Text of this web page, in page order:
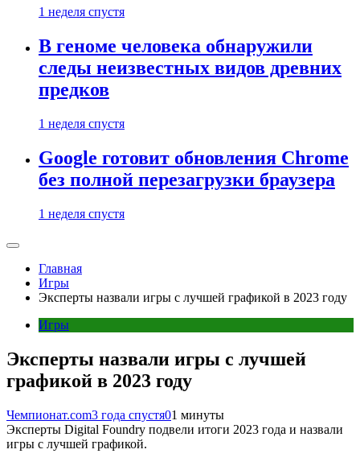
1 неделя спустя
В геноме человека обнаружили
следы неизвестных видов древних
предков
1 неделя спустя
Google готовит обновления Chrome
без полной перезагрузки браузера
1 неделя спустя
Главная
Игры
Эксперты назвали игры с лучшей графикой в 2023 году
Игры
Эксперты назвали игры с лучшей
графикой в 2023 году
Чемпионат.com3 года спустя01 минуты
Эксперты Digital Foundry подвели итоги 2023 года и назвали
игры с лучшей графикой.